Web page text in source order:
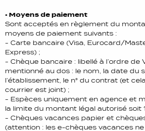
• Moyens de paiement
Sont acceptés en règlement du
moyens de paiement suivants :
- Carte bancaire (Visa, Eurocard/
Express) ;
- Chèque bancaire : libellé à l’ordre de
mentionné au dos : le nom, la date du
l’établissement, le n° du contrat (et
courrier est joint) ;
- Espèces uniquement en agence et
la limite du montant légal autorisé soit
- Chèques vacances papier et
(attention : les e-chèques vacances